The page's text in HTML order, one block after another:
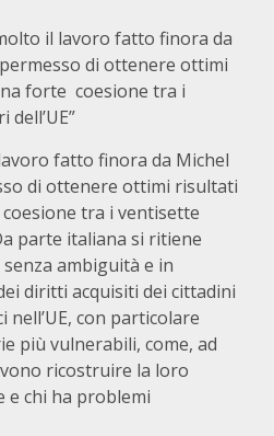
il lavoro fatto finora da
di ottenere ottimi
forte coesione tra i
fatto finora da Michel
di ottenere ottimi risultati
tra i ventisette
parte italiana si ritiene
ambiguità e in
diritti acquisiti dei cittadini
nell’UE, con particolare
più vulnerabili, come, ad
ricostruire la loro
e chi ha problemi